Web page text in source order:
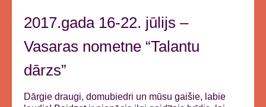
2017.gada 16-22. jūlijs –
Vasaras nometne “Talantu
dārzs”
Dārgie draugi, domubiedri un mūsu gaišie, labie